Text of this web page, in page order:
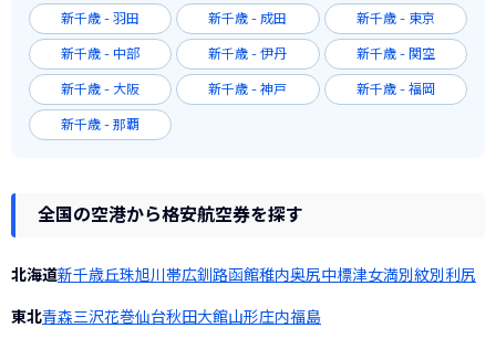
新千歳 - 羽田 新千歳 - 成田 新千歳 - 東京
新千歳 - 中部 新千歳 - 伊丹 新千歳 - 関空
新千歳 - 大阪 新千歳 - 神戸 新千歳 - 福岡
新千歳 - 那覇
全国の空港から格安航空券を探す
北海道新千歳丘珠旭川 帯広釧路函館稚内奥尻中標津女満別 紋別 利尻
東北青森三沢花巻仙台秋田大館山形庄内福島